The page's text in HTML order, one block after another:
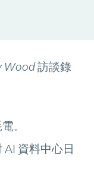
Wood 訪談錄
。
資料中心日